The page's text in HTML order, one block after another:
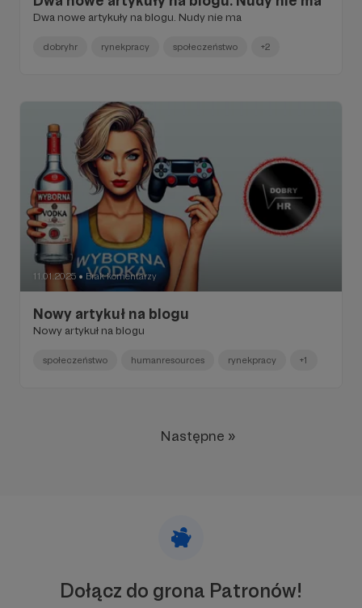
Dwa nowe artykuły na blogu. Nudy nie ma
dobryhr rynekpracy społeczeństwo +2
11.01.2025 ● Brak komentarzy
Nowy artykuł na blogu
Nowy artykuł na blogu
społeczeństwo humanresources rynekpracy +1
Następne »
Dołącz do grona Patronów!